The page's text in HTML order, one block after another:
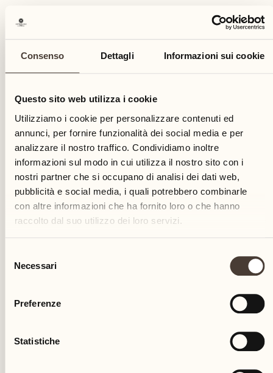
Consenso Dettagli Informazioni sui cookie
Questo sito web utilizza i cookie
Utilizziamo i cookie per personalizzare contenuti ed
annunci, per fornire funzionalità dei social media e per
analizzare il nostro traffico. Condividiamo inoltre
informazioni sul modo in cui utilizza il nostro sito con i
nostri partner che si occupano di analisi dei dati web,
pubblicità e social media, i quali potrebbero combinarle
con altre informazioni che ha fornito loro o che hanno
raccolto dal suo utilizzo dei loro servizi.
delNecessari
Preferenze
Statistiche
upgrade secondo disponibilità
RICHIEDA MAGGIORI INFORMAZIONI
Prenoti ora